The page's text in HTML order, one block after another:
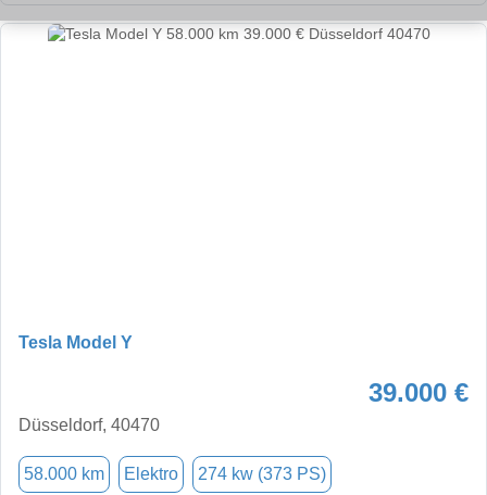
Tesla Model Y
39.000 €
Düsseldorf, 40470
58.000 km Elektro 274 kw (373 PS)